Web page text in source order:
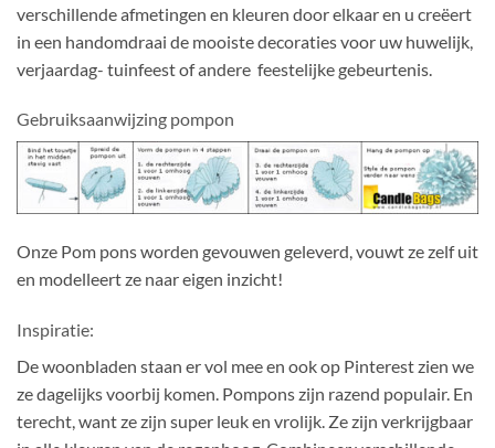
verschillende afmetingen en kleuren door elkaar en u creëert
in een handomdraai de mooiste decoraties voor uw huwelijk,
verjaardag- tuinfeest of andere feestelijke gebeurtenis.
Gebruiksaanwijzing pompon
Onze Pom pons worden gevouwen geleverd, vouwt ze zelf uit
en modelleert ze naar eigen inzicht!
Inspiratie:
De woonbladen staan er vol mee en ook op Pinterest zien we
ze dagelijks voorbij komen. Pompons zijn razend populair. En
terecht, want ze zijn super leuk en vrolijk. Ze zijn verkrijgbaar